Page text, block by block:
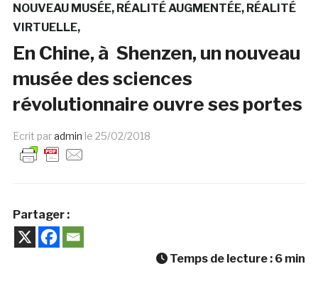
NOUVEAU MUSÉE RÉALITÉ AUGMENTÉE RÉALITÉ
VIRTUELLE
En Chine, à Shenzen, un nouveau
musée des sciences
révolutionnaire ouvre ses portes
Ecrit paradmin le 25/02/2018
Partager :
Temps de lecture : 6 min